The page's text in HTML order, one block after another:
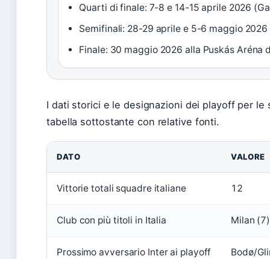
Quarti di finale: 7-8 e 14-15 aprile 2026
Semifinali: 28-29 aprile e 5-6 maggio
Finale: 30 maggio 2026 alla Puskás
I dati storici e le designazioni dei playoff per le
tabella sottostante con relative fonti.
DATO VALORE
Vittorie totali squadre italiane 12
Club con più titoli in Italia Milan (7)
Prossimo avversario Inter ai playoff Bodø/